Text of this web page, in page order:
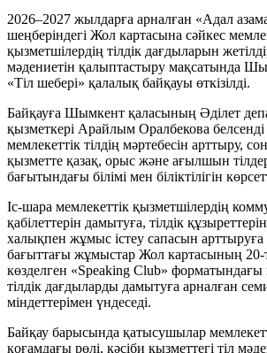
2026–2027 жылдарға арналған «Адал
шеңберіндегі Жол картасына сәйкес
қызметшілердің тілдік дағдыларын
мәдениетін қалыптастыру мақсатында
«Тіл шебері» қалалық байқауы өткізілді.
Байқауға Шымкент қаласының Әділет
қызметкері Арайлым Оралбекова
мемлекеттік тілдің мәртебесін арттыру,
қызметте қазақ, орыс және ағылшын
бағытындағы білімі мен біліктілігін
Іс-шара мемлекеттік қызметшілердің
қабілеттерін дамытуға, тілдік
халықпен жұмыс істеу сапасын
бағыттағы жұмыстар Жол картасының 20-
көзделген «Speaking Club» форматындағы
тілдік дағдыларды дамытуға арналған
міндеттерімен үндеседі.
Байқау барысында қатысушылар
қоғамдағы рөлі, кәсіби қызметтегі тіл